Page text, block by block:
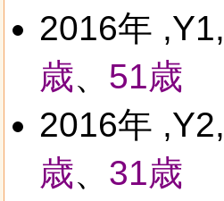
2016年
歳、 51歳
2016年
歳、 31歳